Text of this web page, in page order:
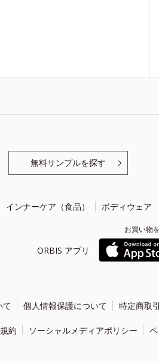
無料サンプルを探す
インナーケア（食品） ボディウェア
ORBIS アプリ
お買い物
て 個人情報保護について 特定商取
約 ソーシャルメディアポリシー